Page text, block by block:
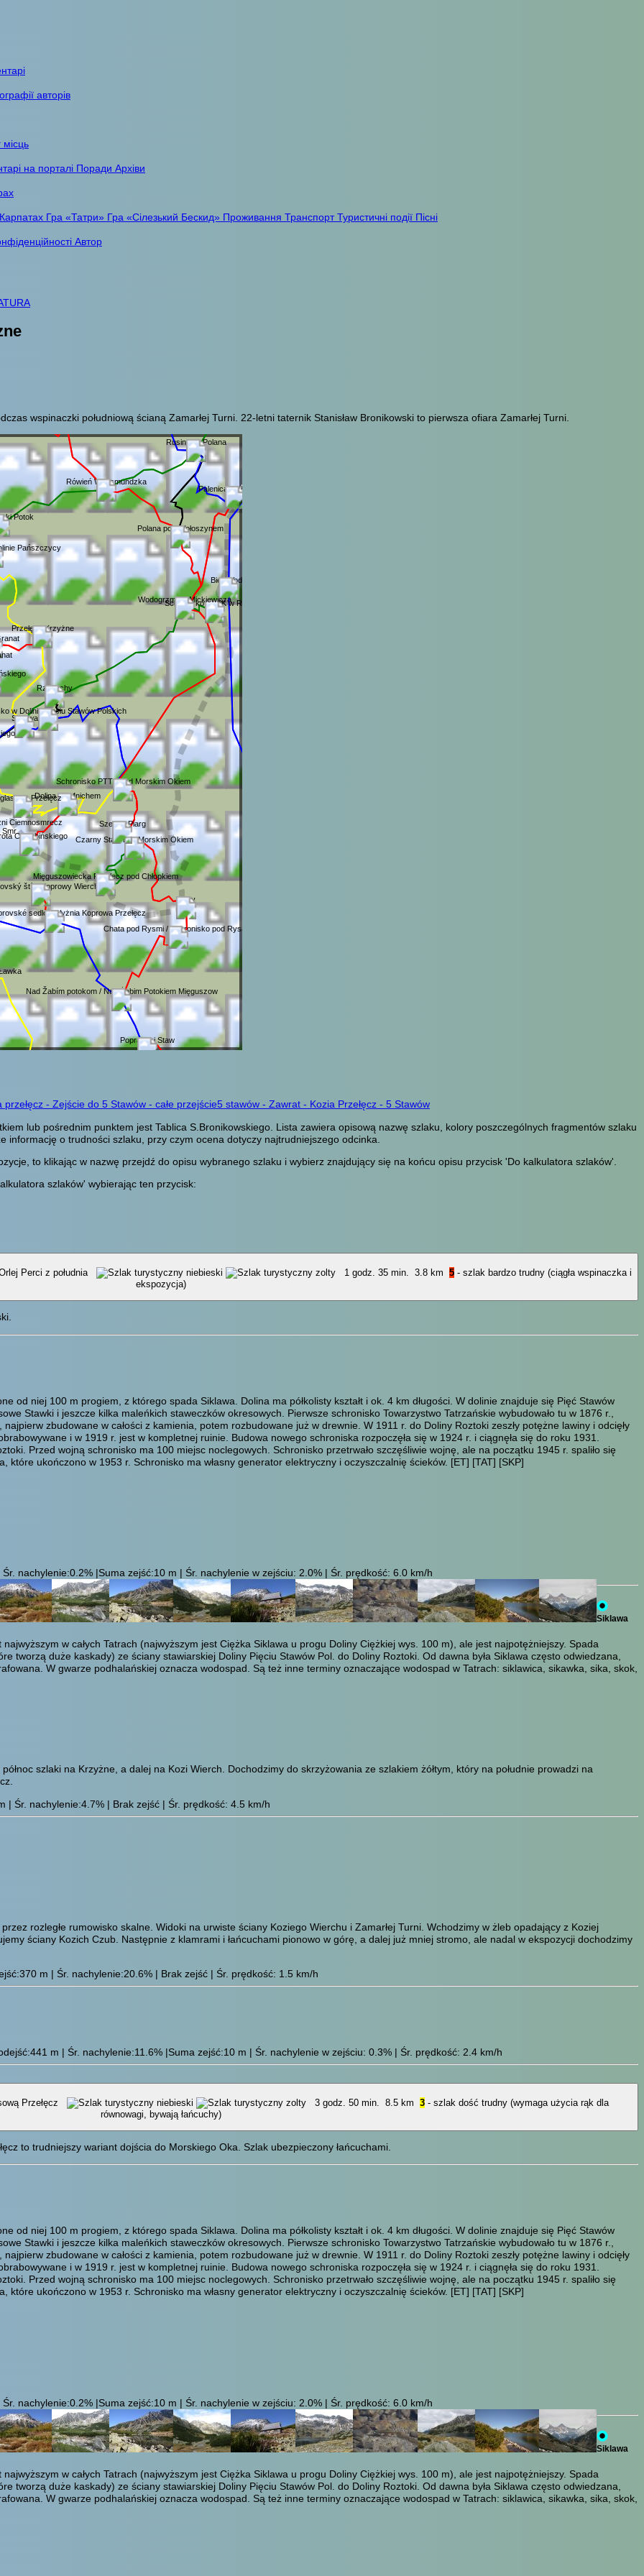
авторів
місць
на порталі Поради Архіви
Гра «Татри» Гра «Сілезький Бескид» Проживання ТранспортТуристичні події Пісні
Автор
wspinaczki południową ścianą Zamarłej Turni. 22-letni taternik Stanisław Bronikowski to pierwsza ofiara Zamarłej Turni.
Biela Voda
Chata pod Rysmi / Schronisko pod Rysami
Czarny Staw nad Morskim Okiem
Pańszczycy
Dolina za Mnichem
štít / Koprowy Wierch
Mięguszowiecka Przełęcz pod Chłopkiem
Nad Žabím potokom / Nad Żabim Potokiem Mięguszow
Ciemnosmrecz
Palenica Białczańska
Potok
Smr
Polana pod Wołoszynem
Popradzki Staw
Przełęcz Krzyżne
Rówień Waksmundzka
Rusinowa Polana
Rysy
Rzeżuchy
Schronisko PTTK nad Morskim Okiem
Schronisko PTTK w Roztoce
w Dolinie Pięciu Stawów Polskich
Siklawa
Szeroki Piarg
Przełęcz
sedlo / Wyżnia Koprowa Przełęcz
Wodogrzmoty Mickiewicza
Chałubińskiego
przełęcz - Zejście do 5 Stawów - całe przejście5 stawów - Zawrat - Kozia Przełęcz - 5 Stawów
lub pośrednim punktem jest Tablica S.Bronikowskiego. Lista zawiera opisową nazwę szlaku, kolory poszczególnych fragmentów szlaku
o trudności szlaku, przy czym ocena dotyczy najtrudniejszego odcinka.
to klikając w nazwę przejdź do opisu wybranego szlaku i wybierz znajdujący się na końcu opisu przycisk 'Do kalkulatora szlaków'.
szlaków' wybierając ten przycisk:
Perci z południa 1 godz. 35 min. 3.8 km 5 - szlak bardzo trudny (ciągła wspinaczka i
ekspozycja)
od niej 100 m progiem, z którego spada Siklawa. Dolina ma półkolisty kształt i ok. 4 km długości. W dolinie znajduje się Pięć Stawów
Stawki i jeszcze kilka maleńkich staweczków okresowych. Pierwsze schronisko Towarzystwo Tatrzańskie wybudowało tu w 1876 r.,
zbudowane w całości z kamienia, potem rozbudowane już w drewnie. W 1911 r. do Doliny Roztoki zeszły potężne lawiny i odcięły
i w 1919 r. jest w kompletnej ruinie. Budowa nowego schroniska rozpoczęła się w 1924 r. i ciągnęła się do roku 1931.
Przed wojną schronisko ma 100 miejsc noclegowych. Schronisko przetrwało szczęśliwie wojnę, ale na początku 1945 r. spaliło się
ukończono w 1953 r. Schronisko ma własny generator elektryczny i oczyszczalnię ścieków. [ET] [TAT] [SKP]
nachylenie:0.2% |Suma zejść:10 m | Śr. nachylenie w zejściu: 2.0% | Śr. prędkość: 6.0 km/h
Siklawa
w całych Tatrach (najwyższym jest Ciężka Siklawa u progu Doliny Ciężkiej wys. 100 m), ale jest najpotężniejszy. Spada
tworzą duże kaskady) ze ściany stawiarskiej Doliny Pięciu Stawów Pol. do Doliny Roztoki. Od dawna była Siklawa często odwiedzana,
W gwarze podhalańskiej oznacza wodospad. Są też inne terminy oznaczające wodospad w Tatrach: siklawica, sikawka, sika, skok,
szlaki na Krzyżne, a dalej na Kozi Wierch. Dochodzimy do skrzyżowania ze szlakiem żółtym, który na południe prowadzi na
| Śr. nachylenie:4.7% | Brak zejść | Śr. prędkość: 4.5 km/h
rozległe rumowisko skalne. Widoki na urwiste ściany Koziego Wierchu i Zamarłej Turni. Wchodzimy w żleb opadający z Koziej
ściany Kozich Czub. Następnie z klamrami i łańcuchami pionowo w górę, a dalej już mniej stromo, ale nadal w ekspozycji dochodzimy
m | Śr. nachylenie:20.6% | Brak zejść | Śr. prędkość: 1.5 km/h
m | Śr. nachylenie:11.6% |Suma zejść:10 m | Śr. nachylenie w zejściu: 0.3% | Śr. prędkość: 2.4 km/h
przez Szpiglasową Przełęcz 3 godz. 50 min. 8.5 km 3- szlak dość trudny (wymaga użycia rąk dla
równowagi, bywają łańcuchy)
to trudniejszy wariant dojścia do Morskiego Oka. Szlak ubezpieczony łańcuchami.
od niej 100 m progiem, z którego spada Siklawa. Dolina ma półkolisty kształt i ok. 4 km długości. W dolinie znajduje się Pięć Stawów
Stawki i jeszcze kilka maleńkich staweczków okresowych. Pierwsze schronisko Towarzystwo Tatrzańskie wybudowało tu w 1876 r.,
zbudowane w całości z kamienia, potem rozbudowane już w drewnie. W 1911 r. do Doliny Roztoki zeszły potężne lawiny i odcięły
i w 1919 r. jest w kompletnej ruinie. Budowa nowego schroniska rozpoczęła się w 1924 r. i ciągnęła się do roku 1931.
Przed wojną schronisko ma 100 miejsc noclegowych. Schronisko przetrwało szczęśliwie wojnę, ale na początku 1945 r. spaliło się
ukończono w 1953 r. Schronisko ma własny generator elektryczny i oczyszczalnię ścieków. [ET] [TAT] [SKP]
nachylenie:0.2% |Suma zejść:10 m | Śr. nachylenie w zejściu: 2.0% | Śr. prędkość: 6.0 km/h
Siklawa
w całych Tatrach (najwyższym jest Ciężka Siklawa u progu Doliny Ciężkiej wys. 100 m), ale jest najpotężniejszy. Spada
tworzą duże kaskady) ze ściany stawiarskiej Doliny Pięciu Stawów Pol. do Doliny Roztoki. Od dawna była Siklawa często odwiedzana,
W gwarze podhalańskiej oznacza wodospad. Są też inne terminy oznaczające wodospad w Tatrach: siklawica, sikawka, sika, skok,